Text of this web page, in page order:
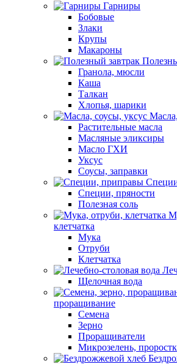
Гарниры
Бобовые
Злаки
Крупы
Макароны
Гранола, мюсли
Каша
Талкан
Хлопья, шарики
Растительные масла
Масляные эликсиры
Масло ГХИ
Уксус
Соусы, заправки
Специи, пряности
Полезная соль
клетчатка
Мука
Отруби
Клетчатка
Щелочная вода
проращивание
Семена
Зерно
Проращиватели
Микрозелень,